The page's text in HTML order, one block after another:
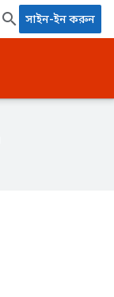
সাইন-ইন করুন